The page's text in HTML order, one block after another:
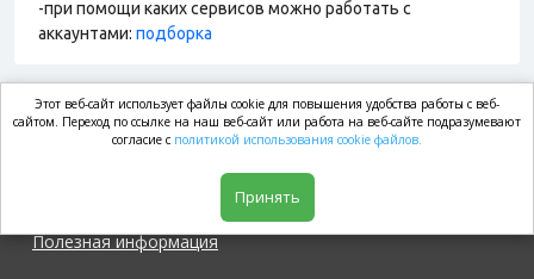
-при помощи каких сервисов можно работать с
аккаунтами: подборка
market.com
Полезная информация
Этот веб-сайт использует файлы cookie для повышения удобства работы с веб-
сайтом. Переход по ссылке на наш веб-сайт или работа на веб-сайте подразумевают
согласие с политикой использования cookie файлов.
Принять